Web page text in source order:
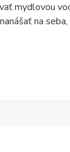
mydlovou
na